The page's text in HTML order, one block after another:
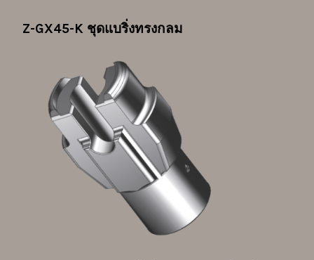
Z-GX45-K ชุดแบริ่งทรงกลม